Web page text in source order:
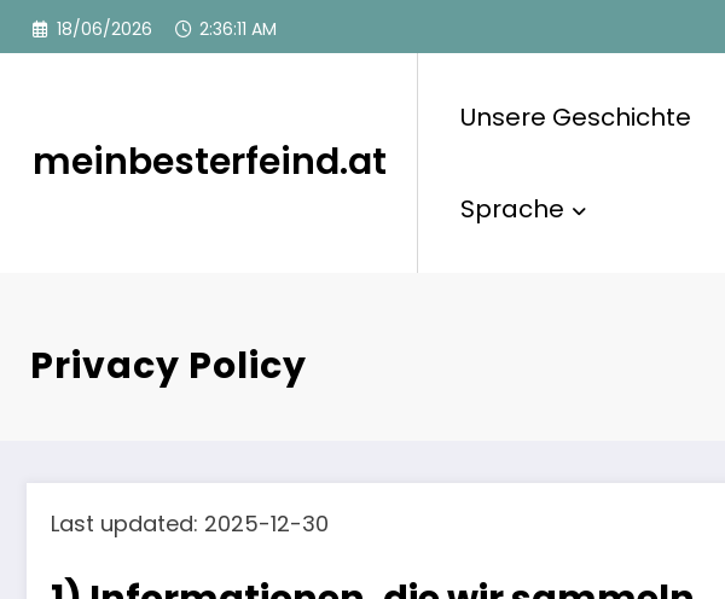
Skip
18/06/2026 2:36:12 AM
meinbesterfeind.at
Unsere Geschichte
Sprache
Privacy Policy
Last updated: 2025-12-30